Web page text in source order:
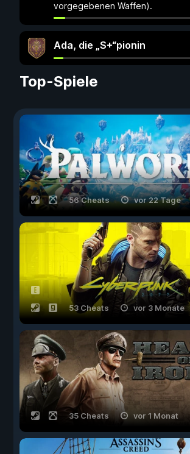
vorgegebenen Waffen).
Ada, die „S+“pionin
Top-Spiele
56 Cheats vor 22 Tage
53 Cheats vor 3 Monate
35 Cheats vor 1 Monat